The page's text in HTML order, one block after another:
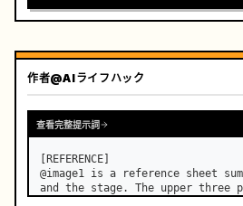
作者@AIライフハック
查看完整提示詞
[REFERENCE]
@image1 is a reference sheet
and the stage. The upper three